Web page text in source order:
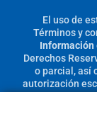
El uso de
Términos y
Información
Derechos
o parcial, así
autorización